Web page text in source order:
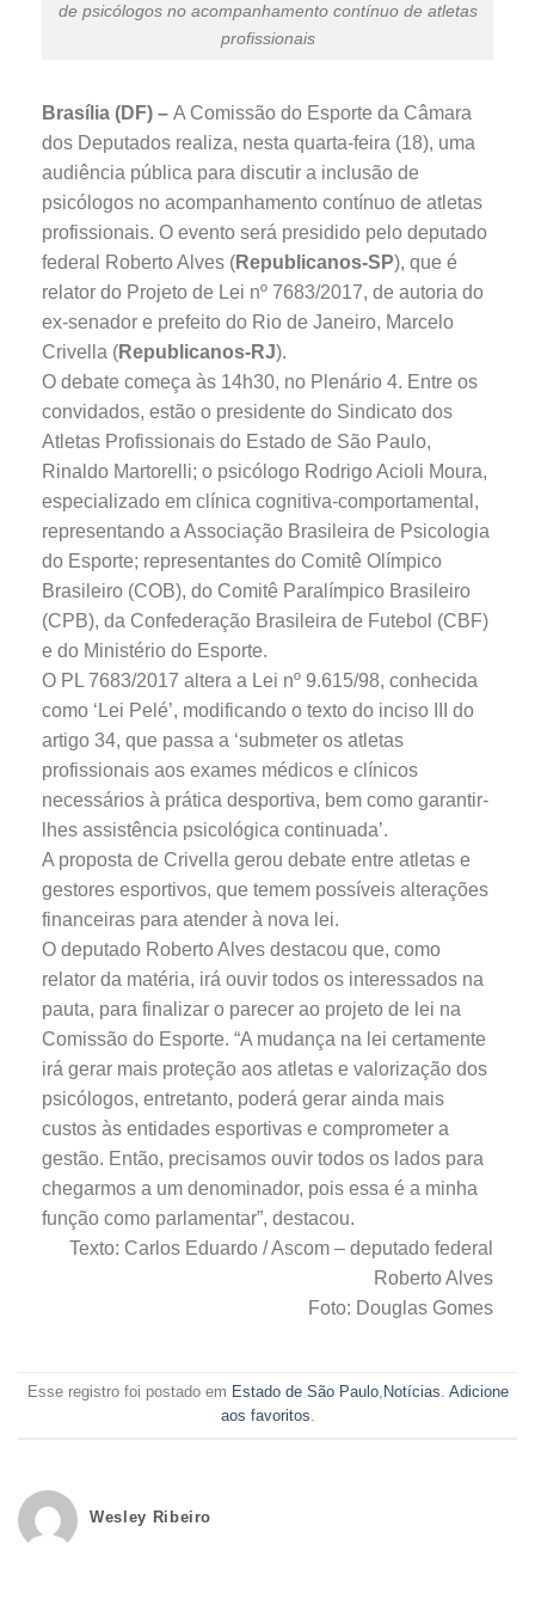
de psicólogos no acompanhamento contínuo de atletas
profissionais
Brasília (DF) – A Comissão do Esporte da Câmara
dos Deputados realiza, nesta quarta-feira (18), uma
audiência pública para discutir a inclusão de
psicólogos no acompanhamento contínuo de atletas
profissionais. O evento será presidido pelo deputado
federal Roberto Alves (Republicanos-SP), que é
relator do Projeto de Lei nº 7683/2017, de autoria do
ex-senador e prefeito do Rio de Janeiro, Marcelo
Crivella (Republicanos-RJ).
O debate começa às 14h30, no Plenário 4. Entre os
convidados, estão o presidente do Sindicato dos
Atletas Profissionais do Estado de São Paulo,
Rinaldo Martorelli; o psicólogo Rodrigo Acioli Moura,
especializado em clínica cognitiva-comportamental,
representando a Associação Brasileira de Psicologia
do Esporte; representantes do Comitê Olímpico
Brasileiro (COB), do Comitê Paralímpico Brasileiro
(CPB), da Confederação Brasileira de Futebol (CBF)
e do Ministério do Esporte.
O PL 7683/2017 altera a Lei nº 9.615/98, conhecida
como ‘Lei Pelé’, modificando o texto do inciso III do
artigo 34, que passa a ‘submeter os atletas
profissionais aos exames médicos e clínicos
necessários à prática desportiva, bem como garantir-
lhes assistência psicológica continuada’.
A proposta de Crivella gerou debate entre atletas e
gestores esportivos, que temem possíveis alterações
financeiras para atender à nova lei.
O deputado Roberto Alves destacou que, como
relator da matéria, irá ouvir todos os interessados na
pauta, para finalizar o parecer ao projeto de lei na
Comissão do Esporte. “A mudança na lei certamente
irá gerar mais proteção aos atletas e valorização dos
psicólogos, entretanto, poderá gerar ainda mais
custos às entidades esportivas e comprometer a
gestão. Então, precisamos ouvir todos os lados para
chegarmos a um denominador, pois essa é a minha
função como parlamentar”, destacou.
Texto: Carlos Eduardo / Ascom – deputado federal
Roberto Alves
Foto: Douglas Gomes
Esse registro foi postado em Estado de São Paulo, Notícias. Adicione
aos favoritos.
Wesley Ribeiro